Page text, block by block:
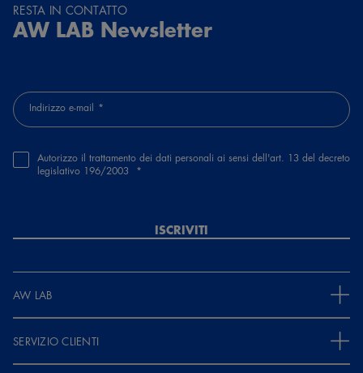
RESTA IN CONTATTO
AW LAB Newsletter
Indirizzo e-mail
Autorizzo il trattamento dei dati personali ai sensi dell'art. 13 del decreto
legislativo 196/2003
ISCRIVITI
AW LAB
SERVIZIO CLIENTI